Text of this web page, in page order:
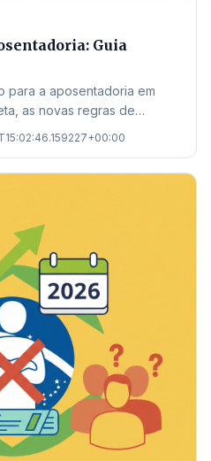
Guia
para a aposentadoria em
as novas regras de